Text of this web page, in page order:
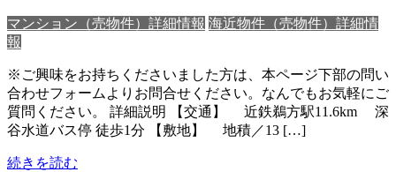
マンション（売物件）詳細情報 海近物件（売物件）詳細情
報
※ご興味をお持ちくださいました方は、本ページ下部の問い
合わせフォームよりお問合せください。なんでもお気軽にご
質問ください。 詳細説明 【交通】 近鉄鵜方駅11.6km 深
谷水道バス停 徒歩1分 【敷地】 地積／13 […]
続きを読む